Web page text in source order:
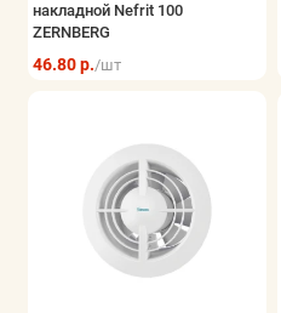
накладной Nefrit 100
ZERNBERG
46.80 р./шт